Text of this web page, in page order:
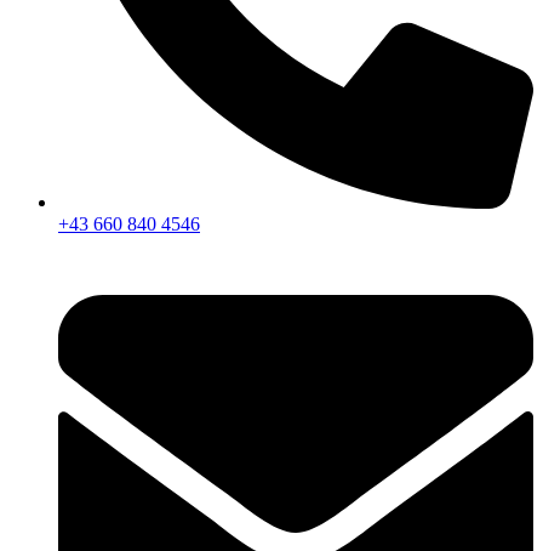
+43 660 840 4546